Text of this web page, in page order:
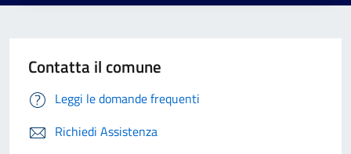
Contatta il comune
Leggi le domande frequenti
Richiedi Assistenza